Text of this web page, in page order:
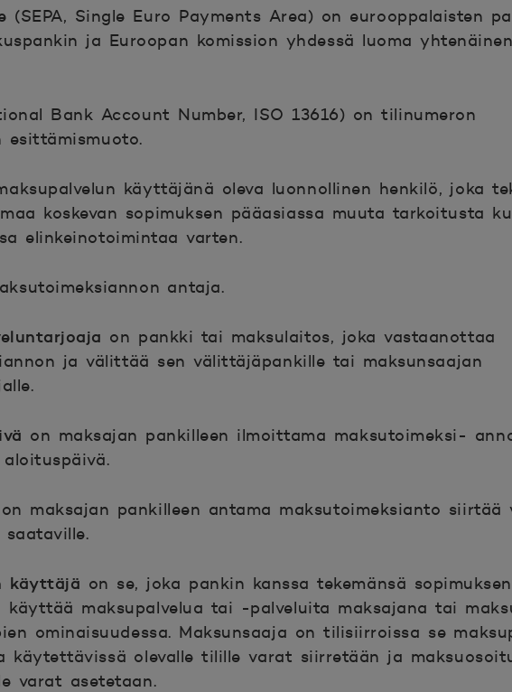
(SEPA, Single Euro Payments Area) on eurooppalaisten
ja Euroopan komission yhdessä luoma yhtenäinen
Bank Account Number, ISO 13616) on tilinumeron
esittämismuoto.
käyttäjänä oleva luonnollinen henkilö, joka
koskevan sopimuksen pääasiassa muuta tarkoitusta
elinkeinotoimintaa varten.
antaja.
on pankki tai maksulaitos, joka vastaanottaa
ja välittää sen välittäjäpankille tai maksunsaajan
on maksajan pankilleen ilmoittama maksutoimeksi-
on maksajan pankilleen antama maksutoimeksianto siirtää
saataville.
käyttäjä on se, joka pankin kanssa tekemänsä sopimuksen
käyttää maksupalvelua tai -palveluita maksajana tai
ominaisuudessa. Maksunsaaja on tilisiirroissa se
käytettävissä olevalle tilille varat siirretään ja
varat asetetaan.